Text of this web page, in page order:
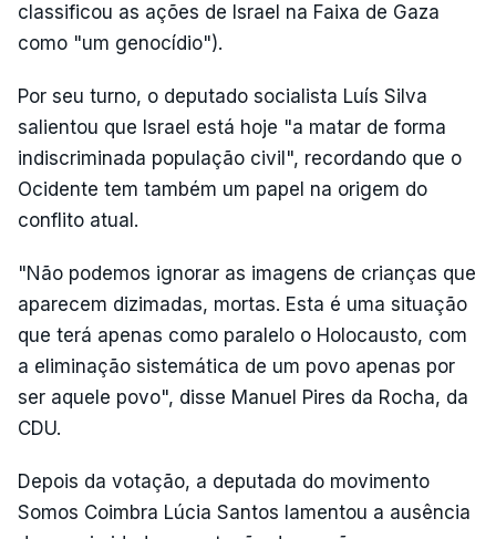
classificou as ações de Israel na Faixa de Gaza
como "um genocídio").
Por seu turno, o deputado socialista Luís Silva
salientou que Israel está hoje "a matar de forma
indiscriminada população civil", recordando que o
Ocidente tem também um papel na origem do
conflito atual.
"Não podemos ignorar as imagens de crianças que
aparecem dizimadas, mortas. Esta é uma situação
que terá apenas como paralelo o Holocausto, com
a eliminação sistemática de um povo apenas por
ser aquele povo", disse Manuel Pires da Rocha, da
CDU.
Depois da votação, a deputada do movimento
Somos Coimbra Lúcia Santos lamentou a ausência